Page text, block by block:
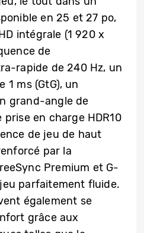
en 25 et 27 po,
intégrale (1 920 x
de
rapide de 240 Hz, un
1 ms (GtG), un
grand-angle de
en charge HDR10
de jeu de haut
par la
Premium et G-
parfaitement fluide.
également se
grâce aux